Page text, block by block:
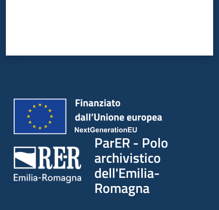
ParER - Polo
archivistico
dell'Emilia-
Romagna